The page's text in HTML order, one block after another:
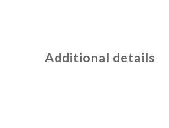
Additional details